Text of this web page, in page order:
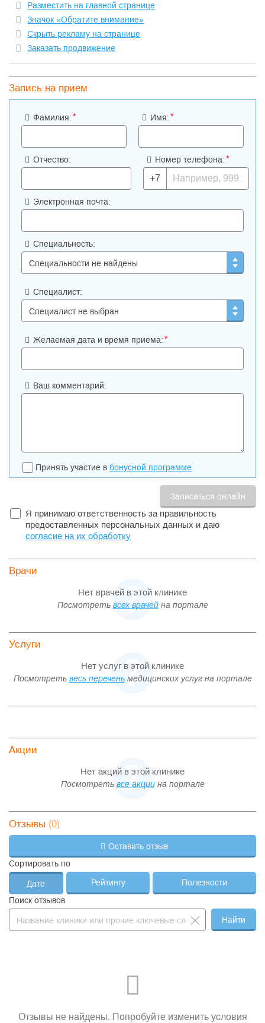
Разместить на главной странице
Значок «Обратите внимание»
Скрыть рекламу на странице
Заказать продвижение
Запись на прием
Фамилия:* Имя:*
Отчество: Номер телефона:*
+7
Электронная почта:
Специальность:
Специалист:
Желаемая дата и время приема:*
Ваш комментарий:
Принять участие в бонусной программе
Я принимаю ответственность за правильность
предоставленных персональных данных и даю
согласие на их обработку
Врачи
Нет врачей в этой клинике
Посмотреть всех врачейна портале
Услуги
Нет услуг в этой клинике
Посмотреть весь переченьмедицинских услуг на портале
Акции
Нет акций в этой клинике
Посмотреть все акциина портале
Отзывы (0)
Оставить отзыв
Сортировать по
Дате Рейтингу
Полезности
Поиск отзывов
Найти
Отзывы не найдены. Попробуйте изменить условия